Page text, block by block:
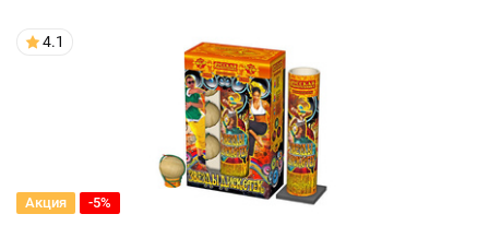
4.1
Акция -5%